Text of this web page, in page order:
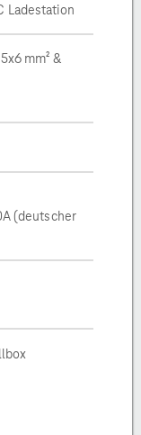
Ladestation
mm² &
(deutscher